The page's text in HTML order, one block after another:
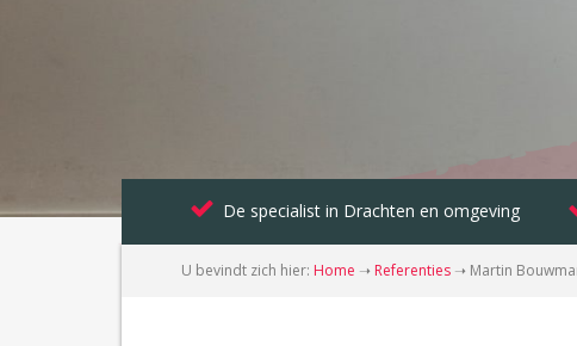
De specialist in Drachten en omgeving
U bevindt zich hier: Home ➝ Referenties ➝ Martin